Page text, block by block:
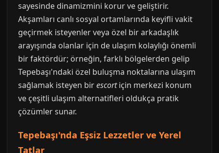
sayesinde dinamizmini korur ve geliştirir.
Akşamları canlı sosyal ortamlarında keyifli vakit
geçirmek isteyenler veya özel bir arkadaşlık
arayışında olanlar için de ulaşım kolaylığı önemli
bir faktördür; örneğin, farklı bölgelerden gelip
Tepebaşı'ndaki özel buluşma noktalarına ulaşım
sağlamak isteyen birescortiçin merkezi konum
ve çeşitli ulaşım alternatifleri oldukça pratik
çözümler sunar.
Tepebaşı'nda Eşsiz Lezzetler ve Yerel
Tatlar